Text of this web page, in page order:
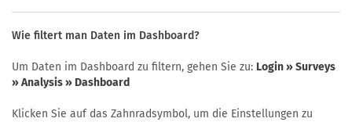
Wie filtert man Daten im Dashboard?
Um Daten im Dashboard zu filtern, gehen Sie zu: Login » Surveys
» Analysis » Dashboard
Klicken Sie auf das Zahnradsymbol, um die Einstellungen zu